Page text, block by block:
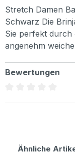
Stretch Damen
Schwarz Die
Sie perfekt durch
angenehm
Bewertungen
Produktgalerie
Ähnliche